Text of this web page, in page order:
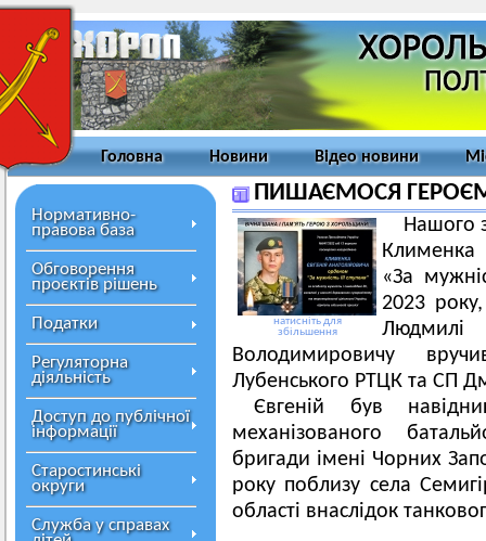
Головна Новини Відео новини
Нормативно-
правова база
Обговорення
проєктів рішень
Податки
Регуляторна
діяльність
Доступ до публічної
інформації
Старостинські
округи
Служба у справах
ПИШАЄМОСЯ
натисніть для
збільшення
Нашого
«За
2023
Людмилі
Володимировичу
Лубенського РТЦК та СП
Євгеній був
механізованого
бригади імені Чорних
року поблизу села
області внаслідок